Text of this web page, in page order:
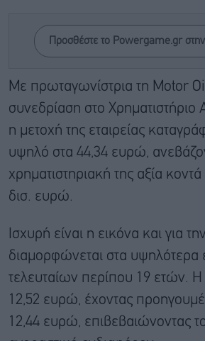
Προσθέστε το Powergame.gr στην
Με πρωταγωνίστρια τη Motor Oil
συνεδρίαση στο
η μετοχή της εταιρείας
υψηλό στα 44,34 ευρώ,
χρηματιστηριακή της αξία
δισ. ευρώ.
Ισχυρή είναι η εικόνα και για
διαμορφώνεται στα υψηλότερα
τελευταίων περίπου 19 ετών. Η
12,52 ευρώ, έχοντας
12,44 ευρώ, επιβεβαιώνοντας